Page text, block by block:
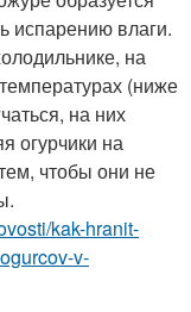
испарению влаги.
на
(ниже
на них
огурчики на
чтобы они не
kak-hranit-
v-